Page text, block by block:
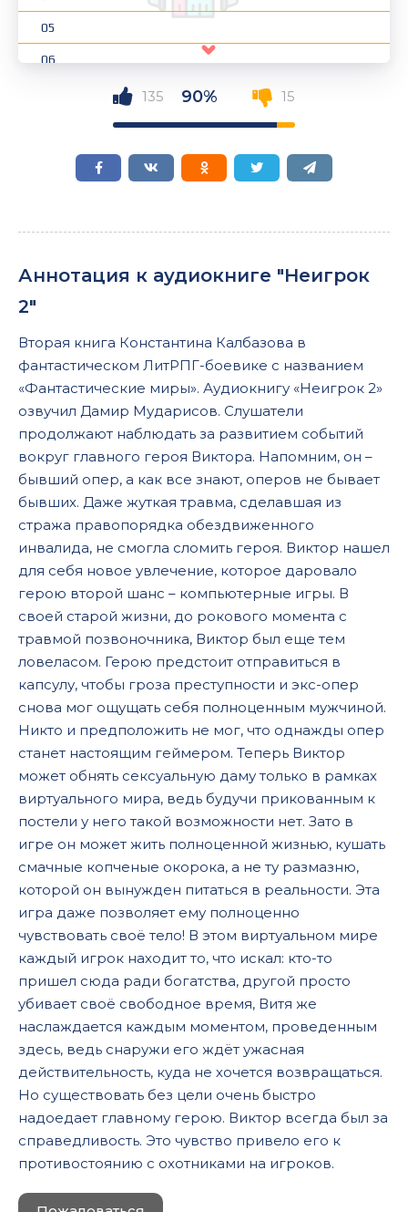
05
06
13
135 90% 15
Аннотация к аудиокниге "Неигрок
2"
Вторая книга Константина Калбазова в
фантастическом ЛитРПГ-боевике с названием
«Фантастические миры». Аудиокнигу «Неигрок 2»
озвучил Дамир Мударисов. Слушатели
продолжают наблюдать за развитием событий
вокруг главного героя Виктора. Напомним, он –
бывший опер, а как все знают, оперов не бывает
бывших. Даже жуткая травма, сделавшая из
стража правопорядка обездвиженного
инвалида, не смогла сломить героя. Виктор нашел
для себя новое увлечение, которое даровало
герою второй шанс – компьютерные игры. В
своей старой жизни, до рокового момента с
травмой позвоночника, Виктор был еще тем
ловеласом. Герою предстоит отправиться в
капсулу, чтобы гроза преступности и экс-опер
снова мог ощущать себя полноценным мужчиной.
Никто и предположить не мог, что однажды опер
станет настоящим геймером. Теперь Виктор
может обнять сексуальную даму только в рамках
виртуального мира, ведь будучи прикованным к
постели у него такой возможности нет. Зато в
игре он может жить полноценной жизнью, кушать
смачные копченые окорока, а не ту размазню,
которой он вынужден питаться в реальности. Эта
игра даже позволяет ему полноценно
чувствовать своё тело! В этом виртуальном мире
каждый игрок находит то, что искал: кто-то
пришел сюда ради богатства, другой просто
убивает своё свободное время, Витя же
наслаждается каждым моментом, проведенным
здесь, ведь снаружи его ждёт ужасная
действительность, куда не хочется возвращаться.
Но существовать без цели очень быстро
надоедает главному герою. Виктор всегда был за
справедливость. Это чувство привело его к
противостоянию с охотниками на игроков.